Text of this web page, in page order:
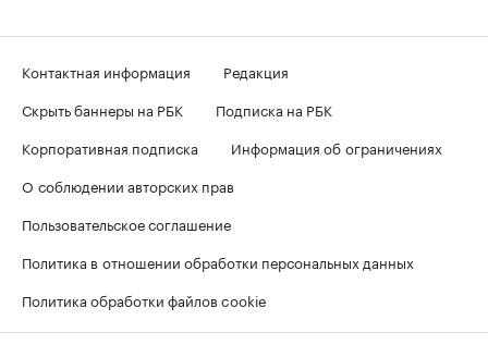
Контактная информация
Редакция
Скрыть баннеры на РБК
Подписка на РБК
Корпоративная подписка
Информация об ограничениях
О соблюдении авторских прав
Пользовательское соглашение
Политика в отношении обработки персональных данных
Политика обработки файлов cookie